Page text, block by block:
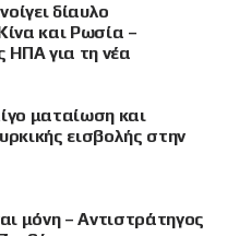
δίαυλο
και Ρωσία –
ΗΠΑ για τη νέα
ματαίωση και
εισβολής στην
μόνη – Αντιστράτηγος